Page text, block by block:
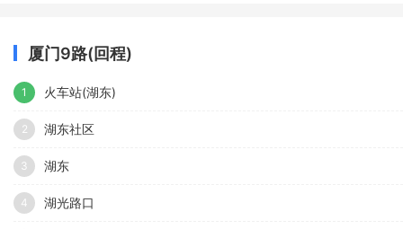
厦门9路(回程)
1 火车站(湖东)
2 湖东社区
3 湖东
4 湖光路口